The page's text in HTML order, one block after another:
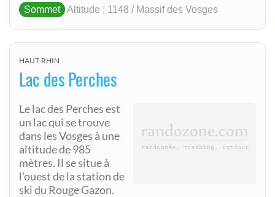
Sommet Altitude : 1148 / Massif des Vosges
HAUT-RHIN
Lac des Perches
Le lac des Perches est
un lac qui se trouve
dans les Vosges à une
altitude de 985
mètres. Il se situe à
l'ouest de la station de
ski du Rouge Gazon.